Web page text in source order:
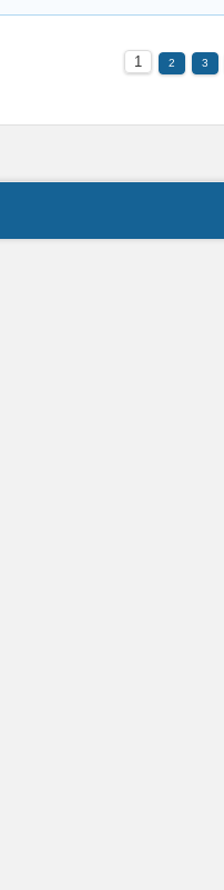
1 2 3